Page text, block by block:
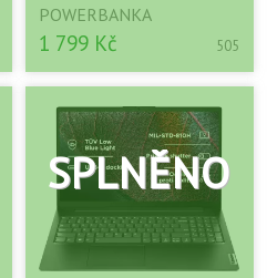
POWERBANKA
1 799 Kč 505